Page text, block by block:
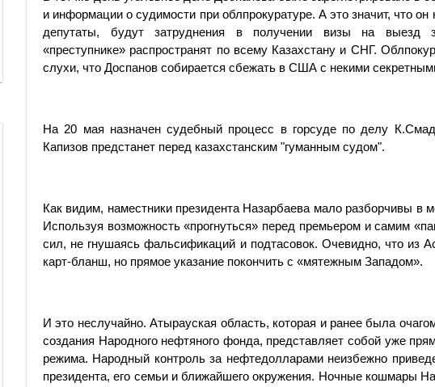
и информации о судимости при облпрокуратуре. А это значит, что
депутаты, будут затруднения в получении визы на выезд
«преступнике» распространят по всему Казахстану и СНГ.
слухи, что Доспанов собирается cбежать в США с некими
На 20 мая назначен судебный процесс в горсуде по делу
Капизов предстанет перед казахстанским "гуманным судом".
Как видим, наместники президента Назарбаева мало разборчивы в
Используя возможность «прогнуться» перед премьером и самим
сил, не гнушаясь фальсификаций и подтасовок. Очевидно, что из
карт-бланш, но прямое указание покончить с «мятежным Западом».
И это неслучайно. Атырауская область, которая и ранее была
создания Народного нефтяного фонда, представляет собой уже
режима. Народный контроль за нефтедолларами неизбежно
президента, его семьи и ближайшего окружения. Ночные кошмары